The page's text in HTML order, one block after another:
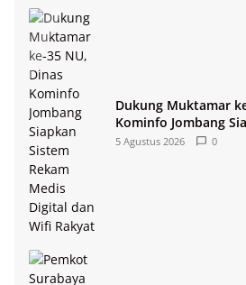
Dukung Muktamar
Kominfo Jombang
Medis Digital dan
5 Agustus 2026 0